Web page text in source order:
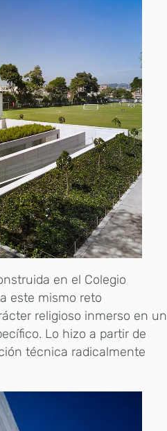
en el Colegio
este mismo reto
religioso inmerso en un
Lo hizo a partir de
técnica radicalmente